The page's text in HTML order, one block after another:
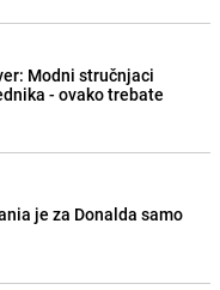
Modni stručnjaci
- ovako trebate
je za Donalda samo